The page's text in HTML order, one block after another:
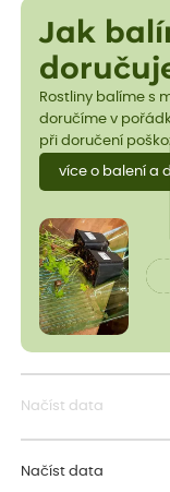
Jak
Rostliny balíme s
doručíme v
při doručení
více o balení a
Načíst data
Načíst data